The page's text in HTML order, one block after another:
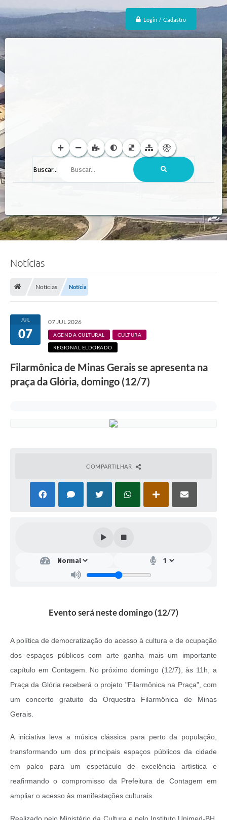
Login / Cadastro
Buscar...
Notícias
Notícias Notícia
JUL
07
07 JUL 2026
AGENDA CULTURAL CULTURA
REGIONAL ELDORADO
Filarmônica de Minas Gerais se apresenta na
praça da Glória, domingo (12/7)
COMPARTILHAR
Evento será neste domingo (12/7)
A política de democratização do acesso à cultura e de ocupação
dos espaços públicos com arte ganha mais um importante
capítulo em Contagem. No próximo domingo (12/7), às 11h, a
Praça da Glória receberá o projeto "Filarmônica na Praça", com
um concerto gratuito da Orquestra Filarmônica de Minas
Gerais.
A iniciativa leva a música clássica para perto da população,
transformando um dos principais espaços públicos da cidade
em palco para um espetáculo de excelência artística e
reafirmando o compromisso da Prefeitura de Contagem em
ampliar o acesso às manifestações culturais.